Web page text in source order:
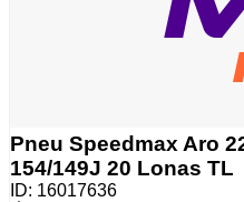
Pneu Speedmax Aro
154/149J 20 Lonas TL
ID: 16017636